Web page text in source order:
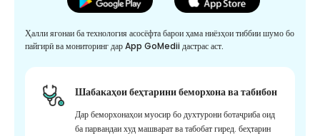
Ҳалли ягонаи ба технология асосёфта барои ҳама ниёзҳои тиббии шумо бо
пайгирӣ ва мониторинг дар App GoMedii дастрас аст.
Шабакаҳои беҳтарини беморхона ва табибон
Дар беморхонаҳои муосир бо духтурони ботаҷриба оид
ба парвандаи худ машварат ва табобат гиред. беҳтарин